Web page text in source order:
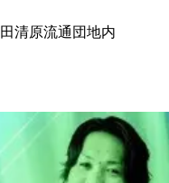
清原流通団地内